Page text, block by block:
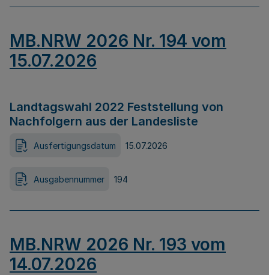
MB.NRW 2026 Nr. 194 vom
15.07.2026
Landtagswahl 2022 Feststellung von
Nachfolgern aus der Landesliste
Ausfertigungsdatum 15.07.2026
Ausgabennummer 194
MB.NRW 2026 Nr. 193 vom
14.07.2026